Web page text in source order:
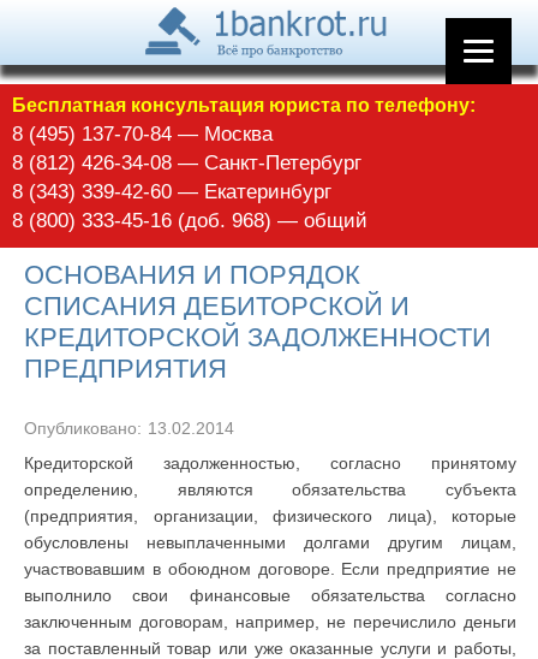
Бесплатная консультация юриста по телефону:
8 (495) 137-70-84 — Москва
8 (812) 426-34-08 — Санкт-Петербург
8 (343) 339-42-60 — Екатеринбург
8 (800) 333-45-16 (доб. 968) — общий
ОСНОВАНИЯ И ПОРЯДОК
СПИСАНИЯ ДЕБИТОРСКОЙ И
КРЕДИТОРСКОЙ ЗАДОЛЖЕННОСТИ
ПРЕДПРИЯТИЯ
Опубликовано: 13.02.2014
Кредиторской задолженностью, согласно принятому
определению, являются обязательства субъекта
(предприятия, организации, физического лица), которые
обусловлены невыплаченными долгами другим лицам,
участвовавшим в обоюдном договоре. Если предприятие не
выполнило свои финансовые обязательства согласно
заключенным договорам, например, не перечислило деньги
за поставленный товар или уже оказанные услуги и работы,